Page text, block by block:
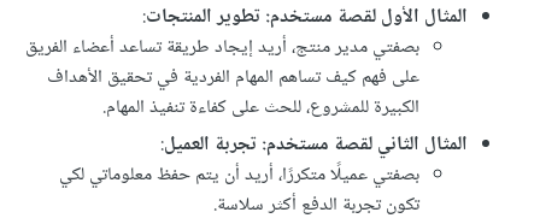
المثال الأول لقصة مستخدم: تطوير المنتجات:
بصفتي مدير منتج، أريد إيجاد طريقة تساعد أعضاء الفريق
على فهم كيف تساهم المهام الفردية في تحقيق الأهداف
الكبيرة للمشروع، للحث على كفاءة تنفيذ المهام.
المثال الثاني لقصة مستخدم: تجربة العميل:
بصفتي عميلًا متكررًا، أريد أن يتم حفظ معلوماتي لكي
تكون تجربة الدفع أكثر سلاسة.